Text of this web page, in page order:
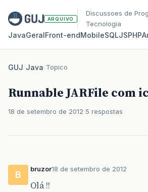
ARQUIVO
Discussoes de
Tecnologia
JavaGeralFront‑endMobileSQLJSPHP
GUJ/Java/Topico
Runnable JARFile com
18 de setembro de 2012 5 respostas
B
bruzor18 de setembro de 2012
Olá !!